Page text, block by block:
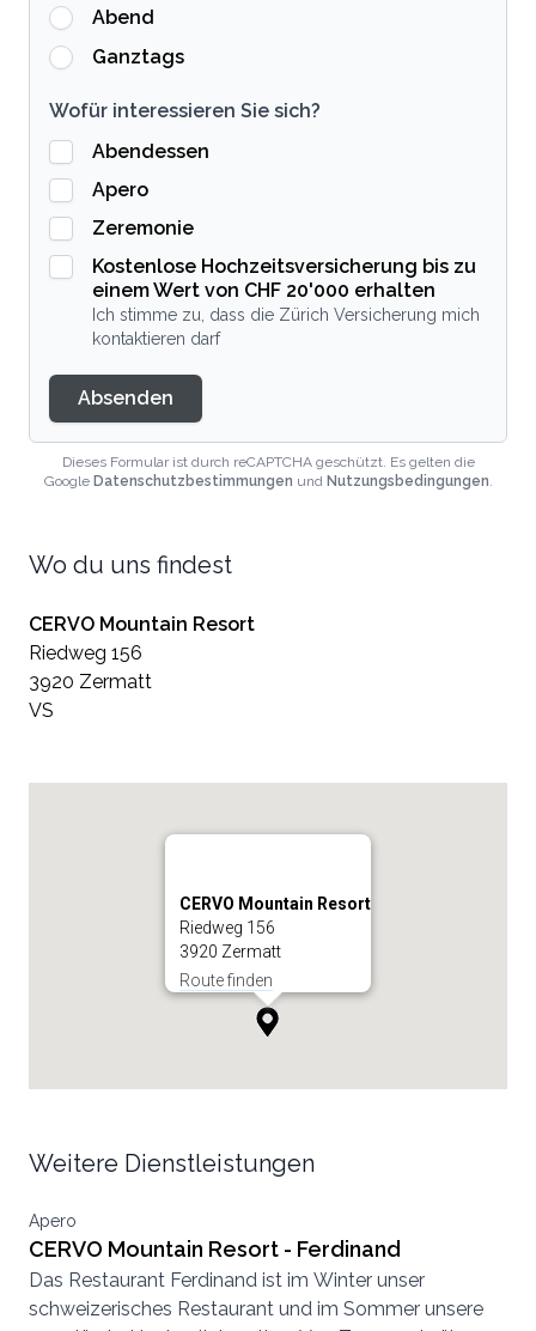
Abend
Ganztags
Wofür interessieren Sie sich?
Abendessen
Apero
Zeremonie
Kostenlose Hochzeitsversicherung bis zu
einem Wert von CHF 20'000 erhalten
Ich stimme zu, dass die Zürich Versicherung mich
kontaktieren darf
Absenden
Dieses Formular ist durch reCAPTCHA geschützt. Es gelten die
Google Datenschutzbestimmungen und Nutzungsbedingungen.
Wo du uns findest
CERVO Mountain Resort
Riedweg 156
3920 Zermatt
VS
CERVO Mountain Resort
Riedweg 156
3920 Zermatt
Route finden
Weitere Dienstleistungen
Apero
CERVO Mountain Resort - Ferdinand
Das Restaurant Ferdinand ist im Winter unser
schweizerisches Restaurant und im Sommer unsere